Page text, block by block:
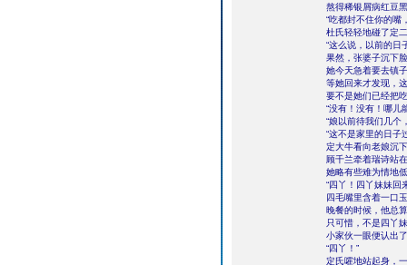
熬得稀银屑病红豆
“吃都封不住你的嘴
杜氏轻轻地碰了定
“这么说，以前的日
果然，张婆子沉下
她今天急着要去镇
等她回来才发现，
要不是她们已经把
“没有！没有！哪儿
“娘以前待我们几个
“这不是家里的日子
定大牛看向老娘沉
顾千兰牵着瑞诗站
她略有些难为情地
“四丫！四丫妹妹回
四毛嘴里含着一口
晚餐的时候，他总
只可惜，不是四丫
小家伙一眼便认出
“四丫！”
定氏嚯地站起身，